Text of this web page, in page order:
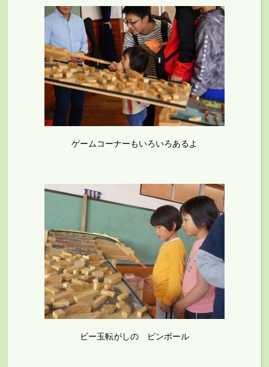
ゲームコーナーもいろいろあるよ
ビー玉転がしの ピンボール